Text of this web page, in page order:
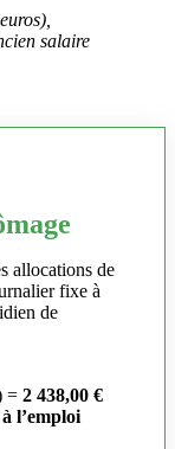
salaire
allocations de
fixe à
de
= 2 438,00 €
l’emploi